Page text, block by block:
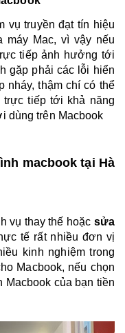
vụ truyền đạt tín hiệu
máy Mac, vì vậy nếu
tiếp ảnh hưởng tới
gặp phải các lỗi hiển
nháy, thậm chí có thể
tiếp tới khả năng
dùng trên Macbook
macbook tại Hà
vụ thay thế hoặc sửa
tế rất nhiều đơn vị
kinh nghiệm trong
Macbook, nếu chọn
Macbook của bạn tiền